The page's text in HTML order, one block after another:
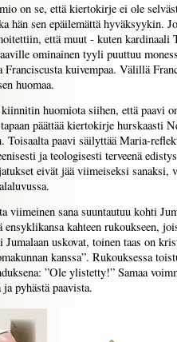
on se, että kiertokirje ei ole
hän sen epäilemättä hyväksyykin.
että muut - kuten kardinaali
ominainen tyyli puuttuu
Franciscusta kuivempaa. Välillä
huomaa.
huomiota siihen, että paavi
päättää kiertokirje hurskaasti
Toisaalta paavi säilyttää Maria-
ja teologisesti terveenä
eivät jää viimeiseksi sanaksi,
viimeinen sana suuntautuu kohti
ensyklikansa kahteen rukoukseen,
Jumalaan uskovat, toinen taas on
kanssa”. Rukouksessa
”Ole ylistetty!” Samaa
pyhästä paavista.